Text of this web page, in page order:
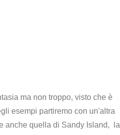
ma non troppo, visto che è
esempi partiremo con un'altra
anche quella di Sandy Island, la